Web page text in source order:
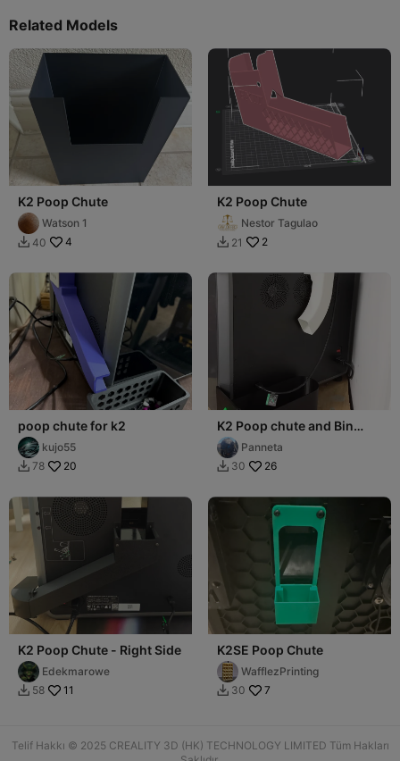
Related Models
K2 Poop Chute
Watson 1
 40 4
K2 Poop Chute
Nestor Tagulao
 21 2
poop chute for k2
kujo55
 78 20
K2 Poop chute and Bin
Version2
Panneta
 30 26
K2 Poop Chute - Right Side
Edekmarowe
 58 11
K2SE Poop Chute
WafflezPrinting
 30 7
Telif Hakkı © 2025 CREALITY 3D (HK) TECHNOLOGY LIMITED Tüm Hakları